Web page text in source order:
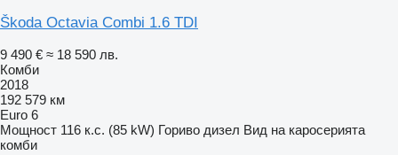
Škoda Octavia Combi 1.6 TDI
9 490 € ≈ 18 590 лв.
Комби
2018
192 579 км
Euro 6
Мощност 116 к.с. (85 kW) Гориво дизел Вид на каросерията
комби